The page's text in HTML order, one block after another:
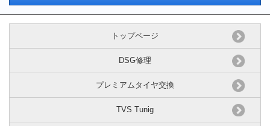
トップページ
DSG修理
プレミアムタイヤ交換
TVS Tunig